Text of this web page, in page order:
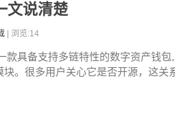
文说清楚
| 浏览:14
款具备支持多链特性的数字资产钱
块。很多用户关心它是否开源，这关